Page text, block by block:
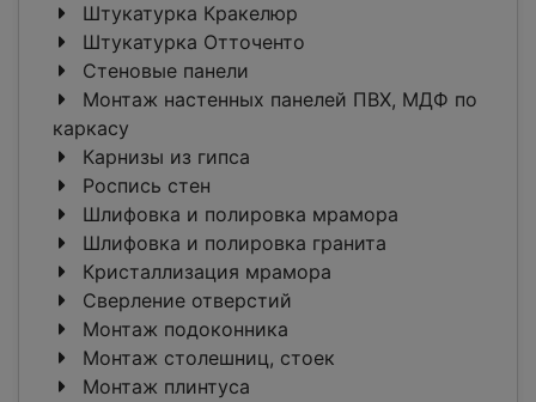
Штукатурка Кракелюр
Штукатурка Отточенто
Стеновые панели
Монтаж настенных панелей ПВХ, МДФ по
каркасу
Карнизы из гипса
Роспись стен
Шлифовка и полировка мрамора
Шлифовка и полировка гранита
Кристаллизация мрамора
Сверление отверстий
Монтаж подоконника
Монтаж столешниц, стоек
Монтаж плинтуса